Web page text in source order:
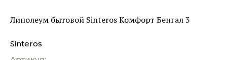
Линолеум бытовой Sinteros Комфорт Бенгал 3
Sinteros